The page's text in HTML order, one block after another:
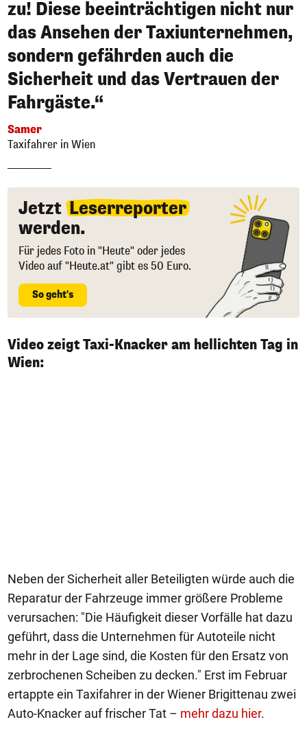
zu! Diese beeinträchtigen nicht nur
das Ansehen der Taxiunternehmen,
sondern gefährden auch die
Sicherheit und das Vertrauen der
Fahrgäste.“
Samer
Taxifahrer in Wien
Jetzt Leserreporter
werden.
Für jedes Foto in "Heute" oder jedes
Video auf "Heute.at" gibt es 50 Euro.
So geht's
Video zeigt Taxi-Knacker am hellichten Tag in
Wien:
Neben der Sicherheit aller Beteiligten würde auch die
Reparatur der Fahrzeuge immer größere Probleme
verursachen: "Die Häufigkeit dieser Vorfälle hat dazu
geführt, dass die Unternehmen für Autoteile nicht
mehr in der Lage sind, die Kosten für den Ersatz von
zerbrochenen Scheiben zu decken." Erst im Februar
ertappte ein Taxifahrer in der Wiener Brigittenau zwei
Auto-Knacker auf frischer Tat – mehr dazu hier.